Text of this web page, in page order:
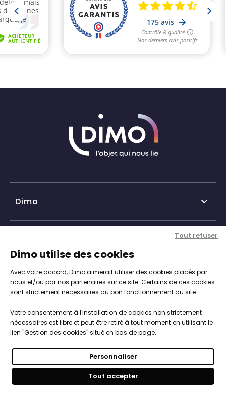
Dimo utilise des cookies
Avec votre accord, Dimo aimerait utiliser des cookies placés par
nous et/ou par nos partenaires sur ce site. Certains de ces cookies
sont strictement nécessaires au bon fonctionnement du site.
Votre consentement à l'installation de cookies non strictement
nécessaires est libre et peut être retiré à tout moment en utilisant le
lien "Gestion des cookies" situé en bas de page.
Tout accepter
Tout refuser
Personnaliser
Dimo 
Historique DIMO
Nos agences
Catalogue objets publicitaires

Expertise, conseil et service client
Personnalisation de vos objets
Engagements, Normes & Sécurité
Studios PAO intégré
Vos objets 100% sur-mesure
Votre boutique clés en main
Informations 
CGV
Mentions légales
Politique de cookies
Paiements sécurisés
Notre démarche RSE 
Nous intégrons les enjeux du développement durable
dans la stratégies de notre entreprise par une
démarche RSE.
Dimo © tous droits réservés 2026